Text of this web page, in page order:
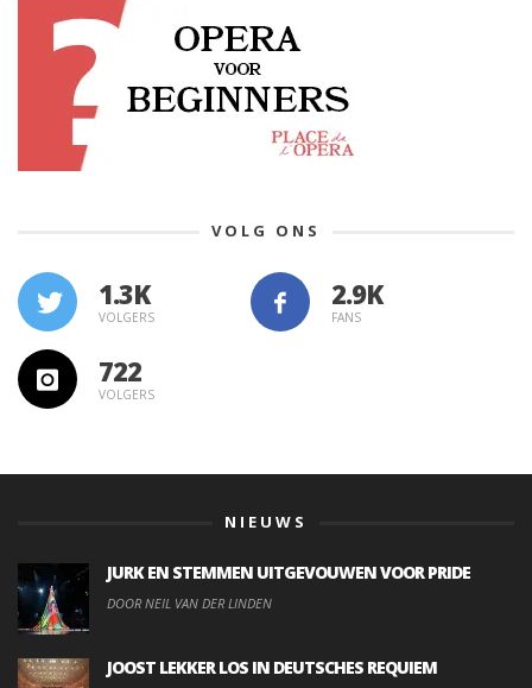
VOLG ONS
1.3K
VOLGERS FANS
722
VOLGERS
NIEUWS
JURK EN STEMMEN UITGEVOUWEN VOOR PRIDE
DOOR NEIL VAN DER LINDEN
JOOST LEKKER LOS IN DEUTSCHES REQUIEM